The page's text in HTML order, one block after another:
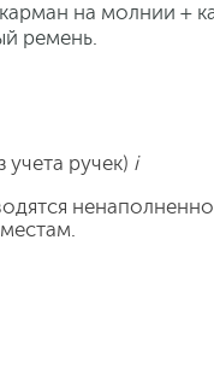
на молнии +
ремень.
учета ручек) i